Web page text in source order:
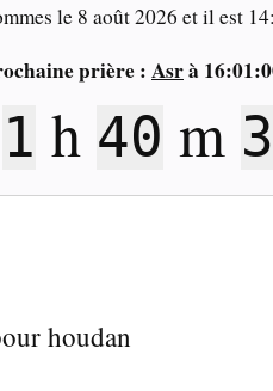
le 8 août 2026 et il est
prière : Asrà
1 h 40 m
houdan